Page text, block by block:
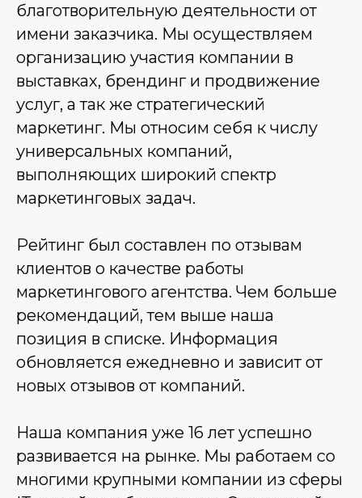
благотворительную деятельности от
имени заказчика. Мы осуществляем
организацию участия компании в
выставках, брендинг и продвижение
услуг, а так же стратегический
маркетинг. Мы относим себя к числу
универсальных компаний,
выполняющих широкий спектр
маркетинговых задач.
Рейтинг был составлен по отзывам
клиентов о качестве работы
маркетингового агентства. Чем больше
рекомендаций, тем выше наша
позиция в списке. Информация
обновляется ежедневно и зависит от
новых отзывов от компаний.
Наша компания уже 16 лет успешно
развивается на рынке. Мы работаем со
многими крупными компании из сферы